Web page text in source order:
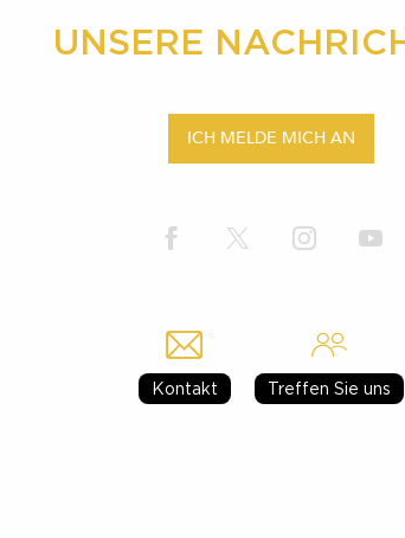
UNSERE
ICH MELDE MICH AN
Kontakt Treffen Sie uns